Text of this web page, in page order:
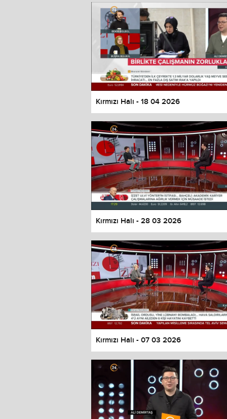
Kırmızı Halı - 18 04 2026
Kırmızı Halı - 28 03 2026
Kırmızı Halı - 07 03 2026